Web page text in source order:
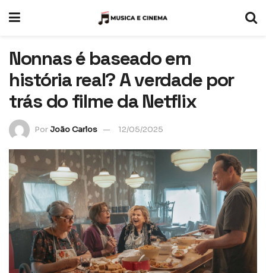
Nonnas é baseado em
história real? A verdade por
trás do filme da Netflix
PorJoão Carlos 12/05/2025